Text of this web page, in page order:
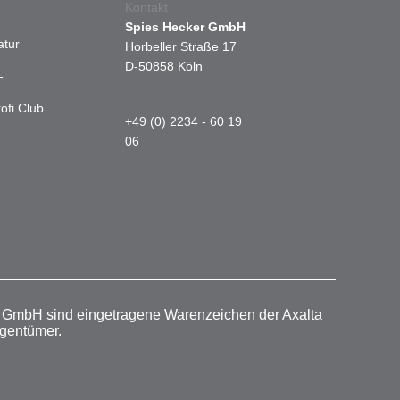
Club
Kontakt
Spies Hecker GmbH
Horbeller Straße 17
D-50858 Köln
+49 (0) 2234 - 60 19
06
sind eingetragene Warenzeichen der Axalta